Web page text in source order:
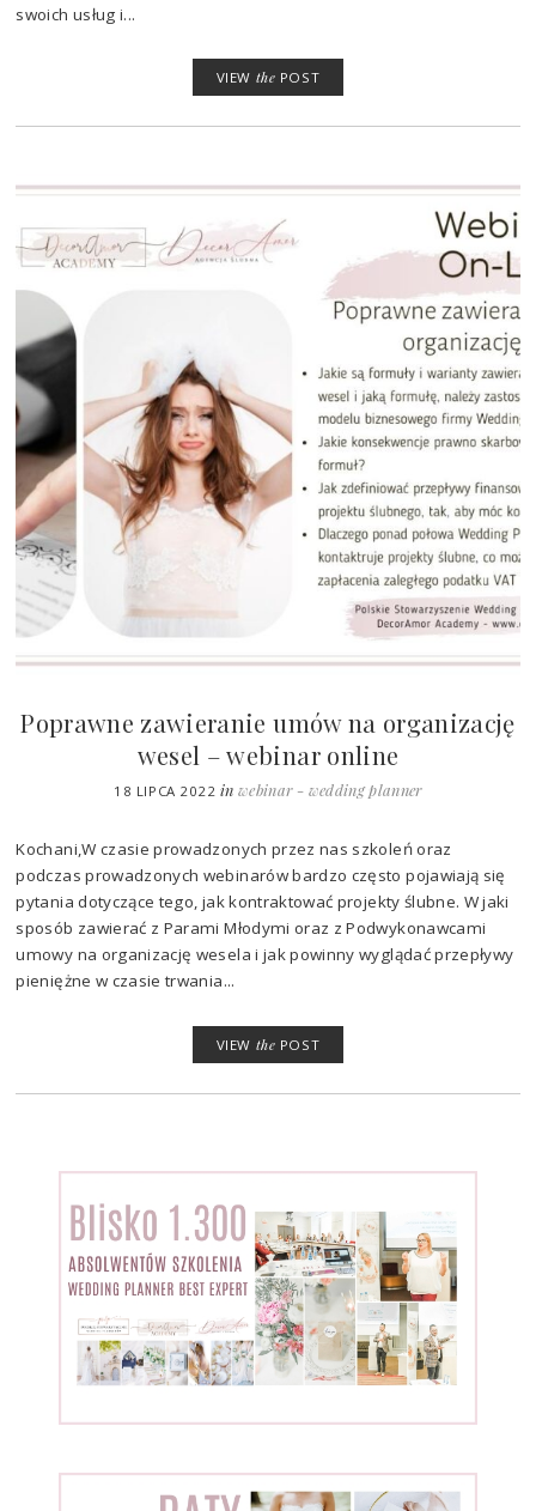
swoich usług i...
VIEW the POST
Poprawne zawieranie umów na organizację
wesel – webinar online
18 LIPCA 2022 inwebinar - wedding planner
Kochani,W czasie prowadzonych przez nas szkoleń oraz
podczas prowadzonych webinarów bardzo często pojawiają się
pytania dotyczące tego, jak kontraktować projekty ślubne. W jaki
sposób zawierać z Parami Młodymi oraz z Podwykonawcami
umowy na organizację wesela i jak powinny wyglądać przepływy
pieniężne w czasie trwania...
VIEW the POST